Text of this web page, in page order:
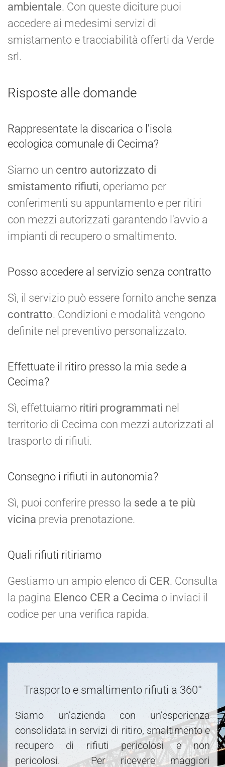
ambientale. Con queste diciture puoi
accedere ai medesimi servizi di
smistamento e tracciabilità offerti da Verde
srl.
Risposte alle domande
Rappresentate la discarica o l'isola
ecologica comunale di Cecima?
Siamo un centro autorizzato di
smistamento rifiuti, operiamo per
conferimenti su appuntamento e per ritiri
con mezzi autorizzati garantendo l'avvio a
impianti di recupero o smaltimento.
Posso accedere al servizio senza contratto
Sì, il servizio può essere fornito anche senza
contratto. Condizioni e modalità vengono
definite nel preventivo personalizzato.
Effettuate il ritiro presso la mia sede a
Cecima?
Sì, effettuiamo ritiri programmati nel
territorio di Cecima con mezzi autorizzati al
trasporto di rifiuti.
Consegno i rifiuti in autonomia?
Sì, puoi conferire presso la sede a te più
vicina previa prenotazione.
Quali rifiuti ritiriamo
Gestiamo un ampio elenco di CER. Consulta
la pagina Elenco CER a Cecima o inviaci il
codice per una verifica rapida.
Trasporto e smaltimento rifiuti a 360°
Siamo un’azienda con un’esperienza
consolidata in servizi di ritiro, smaltimento e
recupero di rifiuti pericolosi e non
pericolosi. Per ricevere maggiori